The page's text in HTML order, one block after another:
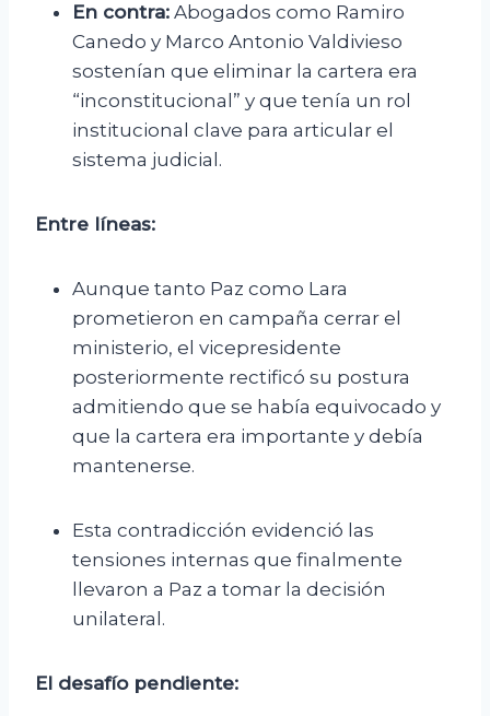
En contra: Abogados como Ramiro
Canedo y Marco Antonio Valdivieso
sostenían que eliminar la cartera era
“inconstitucional” y que tenía un rol
institucional clave para articular el
sistema judicial.
Entre líneas:
Aunque tanto Paz como Lara
prometieron en campaña cerrar el
ministerio, el vicepresidente
posteriormente rectificó su postura
admitiendo que se había equivocado y
que la cartera era importante y debía
mantenerse.
Esta contradicción evidenció las
tensiones internas que finalmente
llevaron a Paz a tomar la decisión
unilateral.
El desafío pendiente: